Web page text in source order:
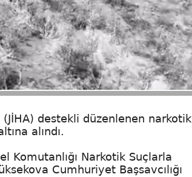
(JİHA) destekli düzenlenen narkotik
alındı.
Komutanlığı Narkotik Suçlarla
Cumhuriyet Başsavcılığı